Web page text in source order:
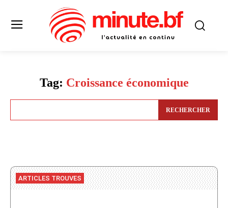
Tag: Croissance économique
RECHERCHER
ARTICLES TROUVES